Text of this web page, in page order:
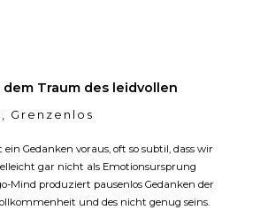
dem Traum des leidvollen
, Grenzenlos
Gedanken voraus, oft so subtil, dass wir
gar nicht als Emotionsursprung
Mind produziert pausenlos Gedanken der
und des nicht genug seins.